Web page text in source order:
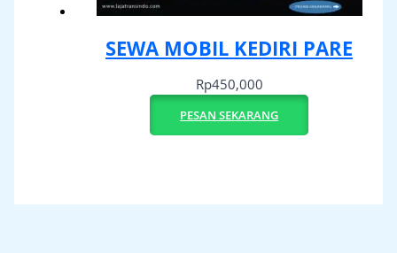
SEWA MOBIL KEDIRI PARE
Rp450,000
PESAN SEKARANG